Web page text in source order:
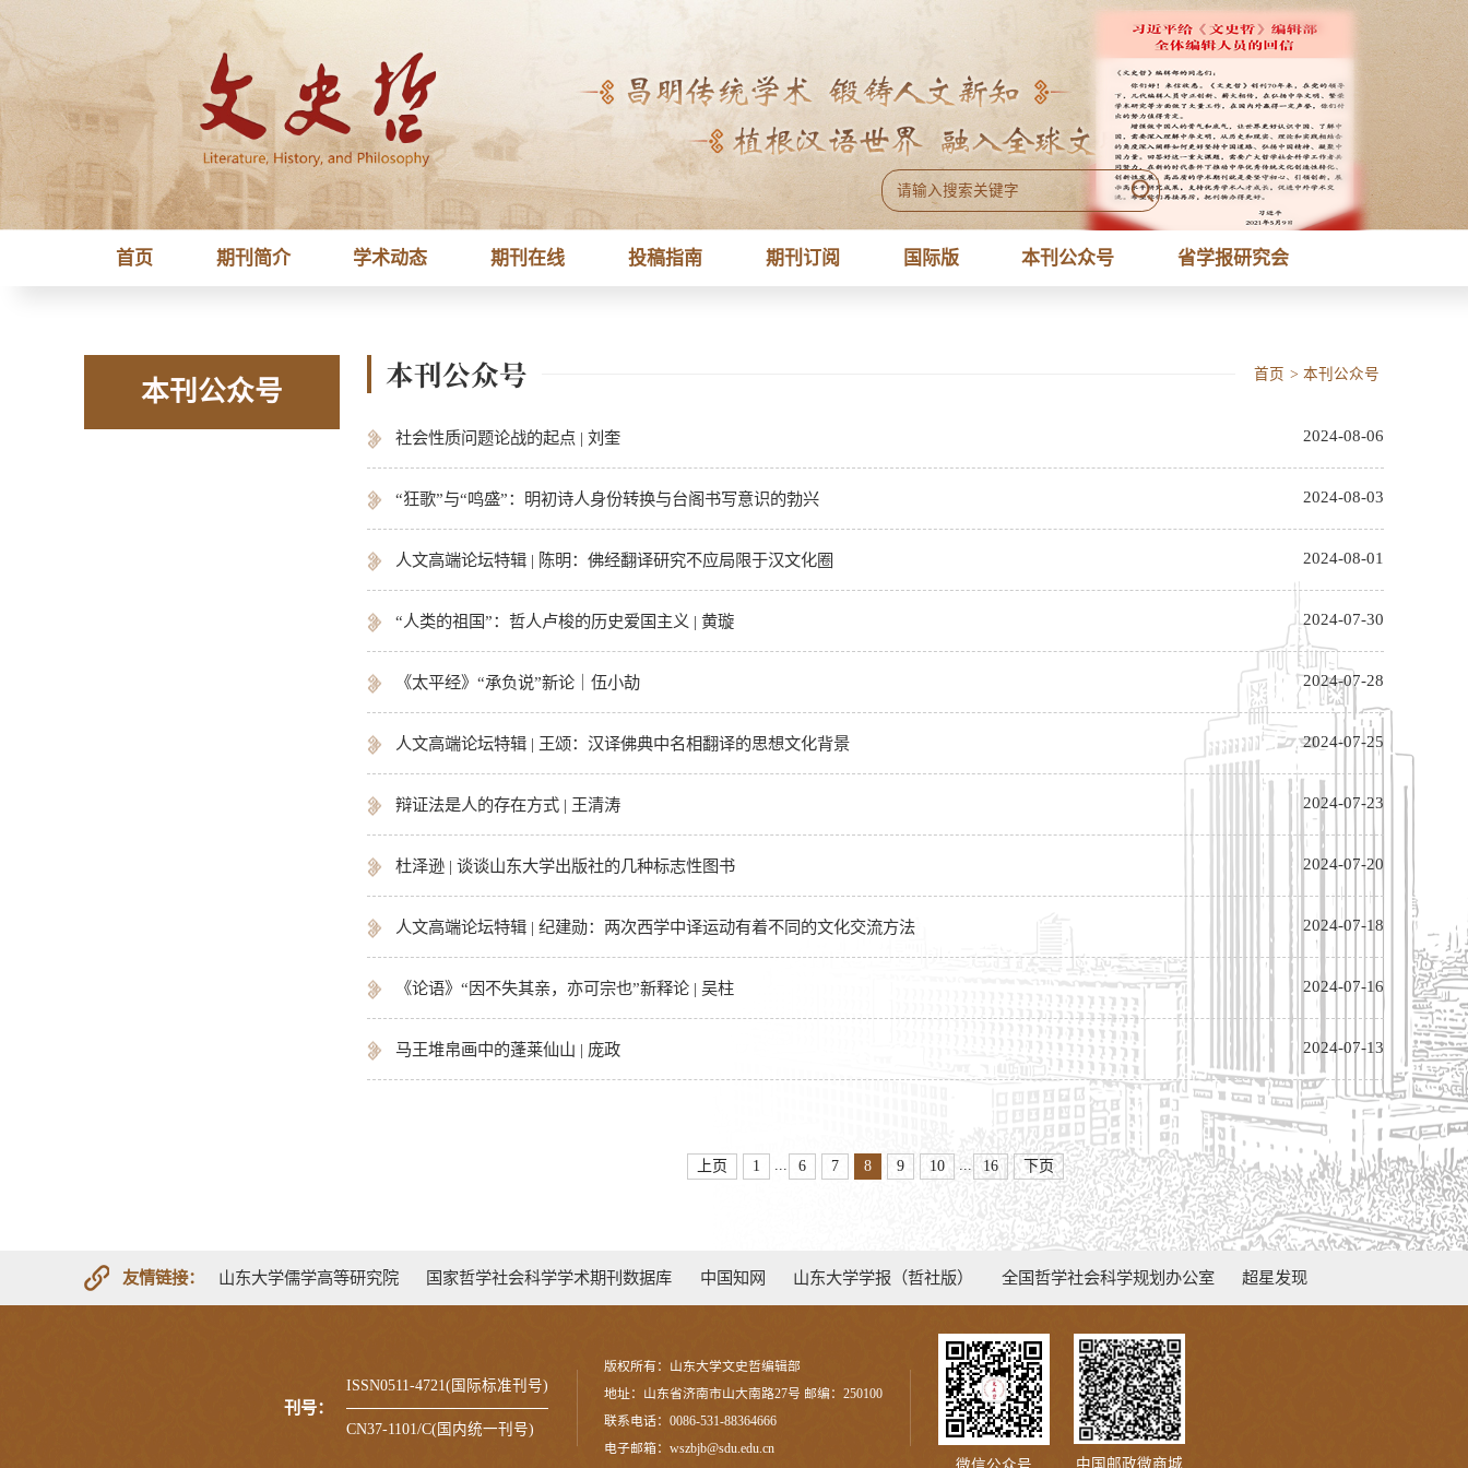
首页 期刊简介 学术动态 期刊在线 投稿指南 期刊订阅 国际版 本刊公众号 省学报研究会
本刊公众号
首页 > 本刊公众号
本刊公众号
社会性质问题论战的起点 | 刘奎 2024-08-06
“狂歌”与“鸣盛”：明初诗人身份转换与台阁书写意识的勃兴 2024-08-03
人文高端论坛特辑 | 陈明：佛经翻译研究不应局限于汉文化圈 2024-08-01
“人类的祖国”：哲人卢梭的历史爱国主义 | 黄璇 2024-07-30
《太平经》“承负说”新论｜伍小劼 2024-07-28
人文高端论坛特辑 | 王颂：汉译佛典中名相翻译的思想文化背景 2024-07-25
辩证法是人的存在方式 | 王清涛 2024-07-23
杜泽逊 | 谈谈山东大学出版社的几种标志性图书 2024-07-20
人文高端论坛特辑 | 纪建勋：两次西学中译运动有着不同的文化交流方法 2024-07-18
《论语》“因不失其亲，亦可宗也”新释论 | 吴柱 2024-07-16
马王堆帛画中的蓬莱仙山 | 庞政 2024-07-13
上页 1 ... 6 7 8 9 10 ... 16 下页
友情链接： 山东大学儒学高等研究院 国家哲学社会科学学术期刊数据库 中国知网 山东大学学报（哲社版） 全国哲学社会科学规划办公室 超星发现
刊号：
ISSN0511-4721(国际标准刊号)
CN37-1101/C(国内统一刊号)
版权所有：山东大学文史哲编辑部
地址：山东省济南市山大南路27号 邮编：250100
联系电话：0086-531-88364666
电子邮箱：wszbjb@sdu.edu.cn
中国邮政微商城